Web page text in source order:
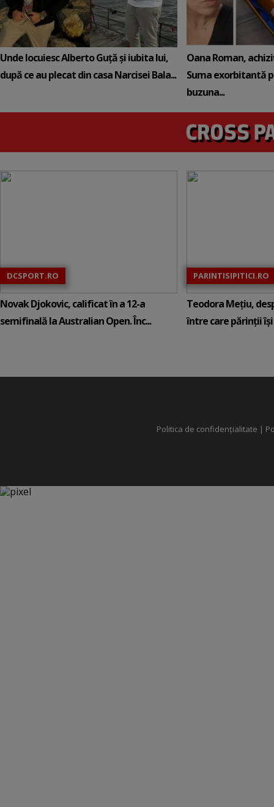
Unde locuiesc Alberto Guță și iubita lui,
după ce au plecat din casa Narcisei Bala...
Oana Roman,
Suma exorbitantă
buzuna...
DCSPORT.RO
Novak Djokovic, calificat în a 12-a
semifinală la Australian Open. Înc...
PARINTISIPITICI.RO
Teodora Mețiu,
între care părinții își
Politica de confidențialitate |